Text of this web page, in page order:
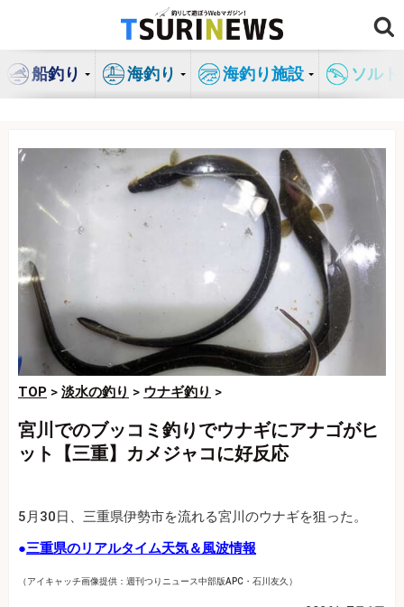
ン
船釣り 海釣り 海釣り施設 ソル
TOP > 淡水の釣り > ウナギ釣り >
宮川でのブッコミ釣りでウナギにアナゴがヒ
ット【三重】カメジャコに好反応
5月30日、三重県伊勢市を流れる宮川のウナギを狙った。
●三重県のリアルタイム天気＆風波情報
（アイキャッチ画像提供：週刊つりニュース中部版APC・石川友久）